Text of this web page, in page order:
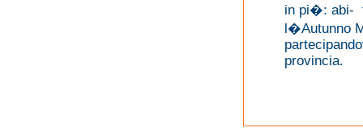
in pi�: abi-
l�Autunno
provincia.